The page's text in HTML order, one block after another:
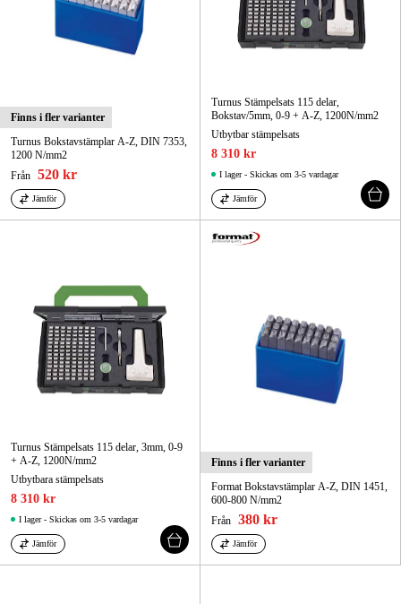
Finns i fler varianter
Turnus Bokstavstämplar A-Z, DIN 7353,
1200 N/mm2
Från 520 kr
Jämför
Turnus Stämpelsats 115 delar,
Bokstav/5mm, 0-9 + A-Z, 1200N/mm2
Utbytbar stämpelsats
8 310 kr
I lager - Skickas om 3-5 vardagar
Jämför
Turnus Stämpelsats 115 delar, 3mm, 0-9
+ A-Z, 1200N/mm2
Utbytbara stämpelsats
8 310 kr
I lager - Skickas om 3-5 vardagar
Jämför
Finns i fler varianter
Format Bokstavstämplar A-Z, DIN 1451,
600-800 N/mm2
Från 380 kr
Jämför